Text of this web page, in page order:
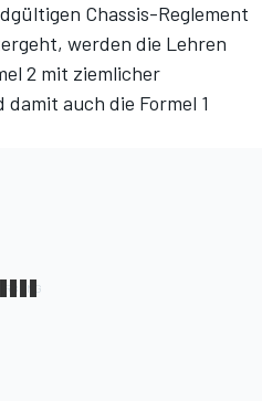
Chassis-Reglement
werden die Lehren
2 mit ziemlicher
auch die Formel 1